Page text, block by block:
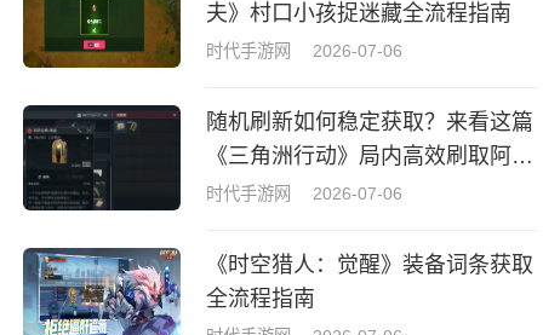
夫》村口小孩捉迷藏全流程指南
时代手游网 2026-07-06
随机刷新如何稳定获取？来看这篇
《三角洲行动》局内高效刷取阿萨
拉牌盒指南
时代手游网 2026-07-06
《时空猎人：觉醒》装备词条获取
全流程指南